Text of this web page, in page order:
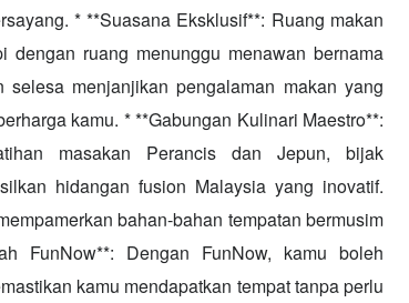
* **Suasana Eksklusif**: Ruang makan
dengan ruang menunggu menawan bernama
menjanjikan pengalaman makan yang
kamu. * **Gabungan Kulinari Maestro**:
masakan Perancis dan Jepun, bijak
hidangan fusion Malaysia yang inovatif.
bahan-bahan tempatan bermusim
FunNow**: Dengan FunNow, kamu boleh
kamu mendapatkan tempat tanpa perlu